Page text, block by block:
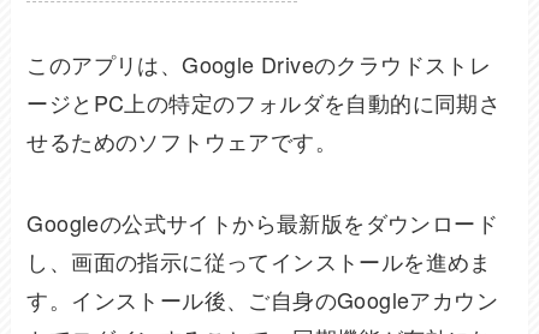
このアプリは、Google Driveのクラウドストレ
ージとPC上の特定のフォルダを自動的に同期さ
せるためのソフトウェアです。
Googleの公式サイトから最新版をダウンロード
し、画面の指示に従ってインストールを進めま
す。インストール後、ご自身のGoogleアカウン